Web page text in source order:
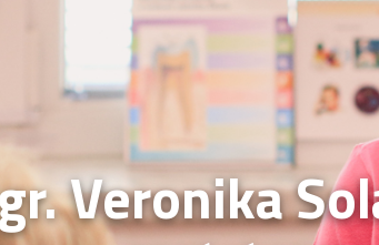
Veronika